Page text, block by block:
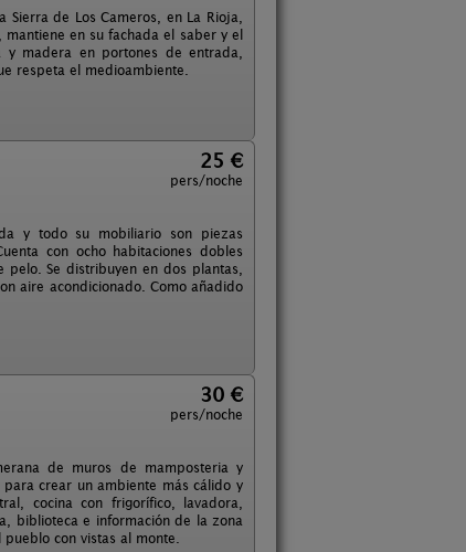
de Los Cameros, en La Rioja,
en su fachada el saber y el
madera en portones de entrada,
respeta el medioambiente.
25 €
pers/noche
y todo su mobiliario son piezas
con ocho habitaciones dobles
Se distribuyen en dos plantas,
aire acondicionado. Como añadido
30 €
pers/noche
de muros de mamposteria y
crear un ambiente más cálido y
cocina con frigorífico, lavadora,
biblioteca e información de la zona
con vistas al monte.